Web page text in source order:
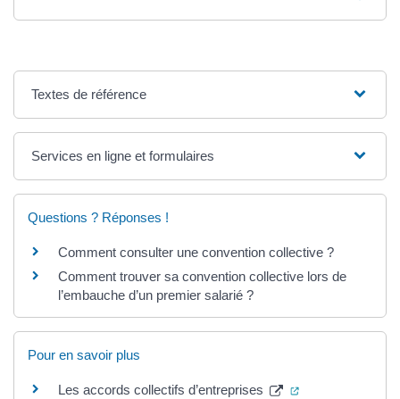
Textes de référence
Services en ligne et formulaires
Questions ? Réponses !
Comment consulter une convention collective ?
Comment trouver sa convention collective lors de
l’embauche d’un premier salarié ?
Pour en savoir plus
Les accords collectifs d’entreprises (ouverture dans